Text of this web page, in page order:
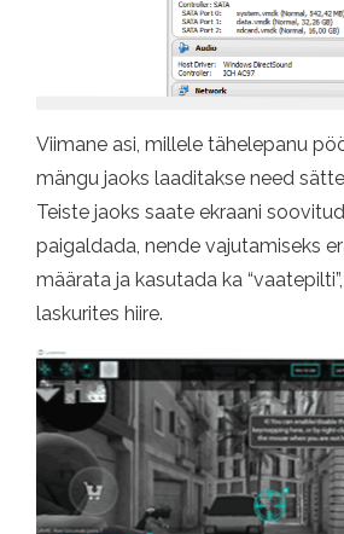
Viimane asi, millele tähelepanu
mängu jaoks laaditakse need
Teiste jaoks saate ekraani
paigaldada, nende vajutamiseks
määrata ja kasutada ka
laskurites hiire.